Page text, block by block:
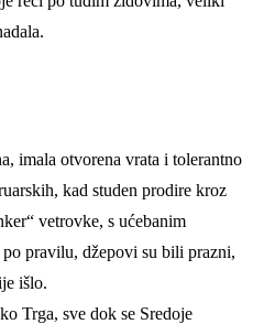
imala otvorena vrata i tolerantno
kad studen prodire kroz
vetrovke, s ućebanim
pravilu, džepovi su bili prazni,
išlo.
Trga, sve dok se Sredoje